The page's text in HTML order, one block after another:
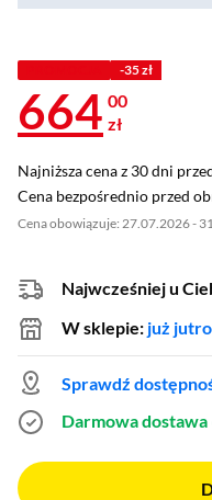
-35 zł
664 00
zł
Najniższa cena z 30 dni
Najniższa cena z 30 dni
Cena bezpośrednio przed
Cena bezpośrednio przed
Cena obowiązuje: 27.07.2026 -
Najwcześniej u
W sklepie: już
Sprawdź
Darmowa dostawa